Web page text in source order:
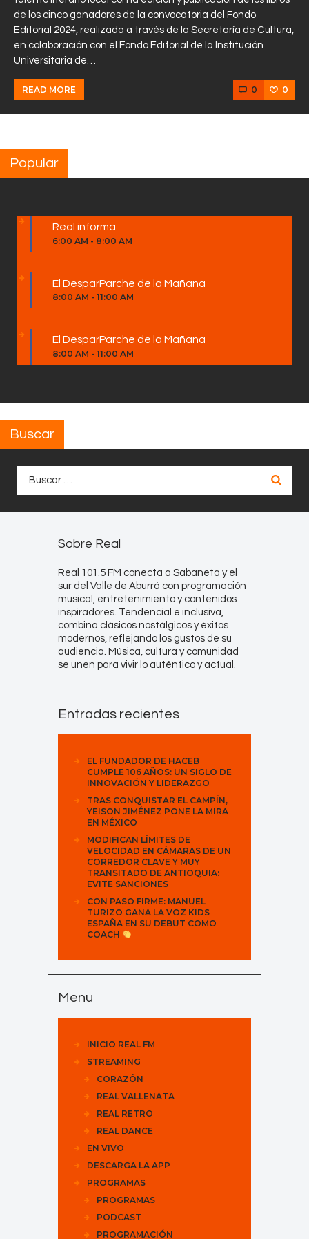
de los cinco ganadores de la convocatoria del Fondo
Editorial 2024, realizada a través de la Secretaría de Cultura,
en colaboración con el Fondo Editorial de la Institución
Universitaria de…
READ MORE 0 0
Popular
Real informa
6:00 AM - 8:00 AM
El DesparParche de la Mañana
8:00 AM - 11:00 AM
El DesparParche de la Mañana
8:00 AM - 11:00 AM
Buscar
Sobre Real
Real 101.5 FM conecta a Sabaneta y el
sur del Valle de Aburrá con programación
musical, entretenimiento y contenidos
inspiradores. Tendencial e inclusiva,
combina clásicos nostálgicos y éxitos
modernos, reflejando los gustos de su
audiencia. Música, cultura y comunidad
se unen para vivir lo auténtico y actual.
Entradas recientes
EL FUNDADOR DE HACEB
CUMPLE 106 AÑOS: UN SIGLO DE
INNOVACIÓN Y LIDERAZGO
TRAS CONQUISTAR EL CAMPÍN,
YEISON JIMÉNEZ PONE LA MIRA
EN MÉXICO
MODIFICAN LÍMITES DE
VELOCIDAD EN CÁMARAS DE UN
CORREDOR CLAVE Y MUY
TRANSITADO DE ANTIOQUIA:
EVITE SANCIONES
CON PASO FIRME: MANUEL
TURIZO GANA LA VOZ KIDS
ESPAÑA EN SU DEBUT COMO
COACH
Menu
INICIO REAL FM
STREAMING
CORAZÓN
REAL VALLENATA
REAL RETRO
REAL DANCE
EN VIVO
DESCARGA LA APP
PROGRAMAS
PROGRAMAS
PODCAST
PROGRAMACIÓN